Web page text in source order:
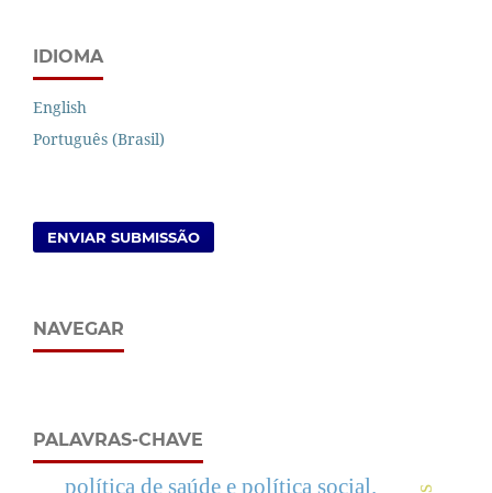
IDIOMA
English
Português (Brasil)
ENVIAR SUBMISSÃO
NAVEGAR
PALAVRAS-CHAVE
política de saúde e política social.